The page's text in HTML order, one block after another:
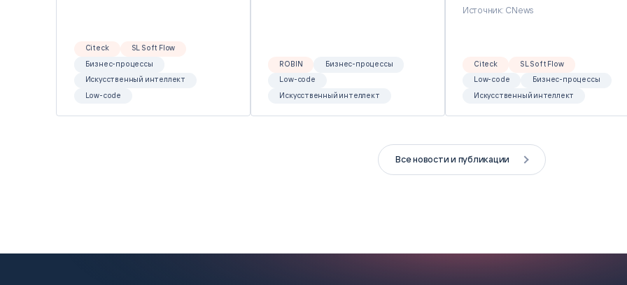
Citeck
SL Soft Flow
Бизнес-процессы
Искусственный интеллект
Low-code
ROBIN
Бизнес-процессы
Low-code
Искусственный интеллект
Источник: CNews
Citeck
SL Soft Flow
Low-code
Бизнес-процессы
Искусственный интеллект
Все новости и публикации